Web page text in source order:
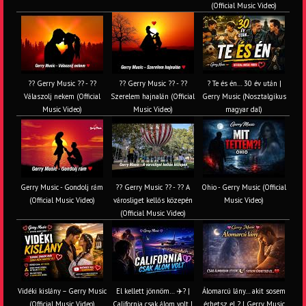
(Official Music Video)
?? Gerry Music ?? - ??
Válaszolj nekem (Official
Music Video)
?? Gerry Music ?? - ??
Szerelem hajnalán (Official
Music Video)
? Te és én… 30 év után |
Gerry Music (Nosztalgikus
magyar dal)
Gerry Music - Gondolj rám
(Official Music Video)
?? Gerry Music ?? - ?? A
városliget kellős közepén
(Official Music Video)
Ohio - Gerry Music (Official
Music Video)
Vidéki kislány – Gerry Music
(Official Music Video)
El kellett jönnöm… ✈️? |
California csak álom volt |
Álomarcú lány… akit sosem
érhetsz el ? | Gerry Music